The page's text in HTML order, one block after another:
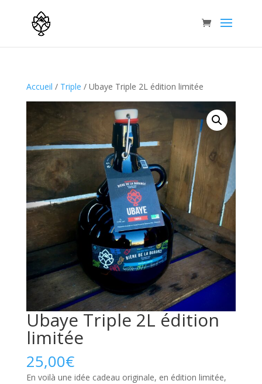
Accueil / Triple / Ubaye Triple 2L édition limitée
Ubaye Triple 2L édition
limitée
25,00€
En voilà une idée cadeau originale, en édition limitée,